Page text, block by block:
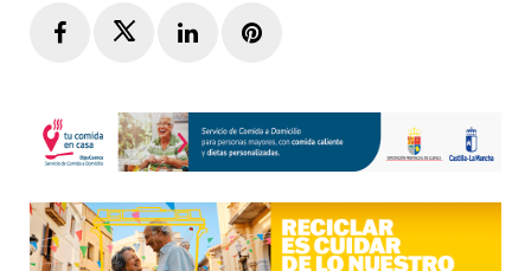
FacebookTwitterLinkedInPinterest